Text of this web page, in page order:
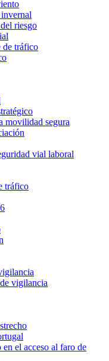
riesgo
de tráfico
movilidad segura
vial laboral
tráfico
vigilancia
el acceso al faro de